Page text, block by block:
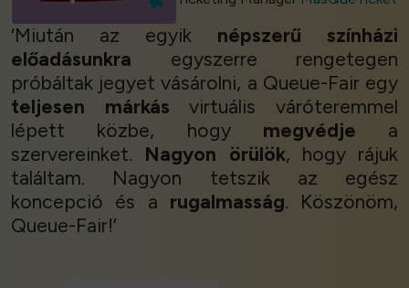
‘Miután az egyik népszerű színházi
előadásunkra egyszerre rengetegen
próbáltak jegyet vásárolni, a Queue-Fair egy
teljesen márkás virtuális váróteremmel
lépett közbe, hogy megvédje a
szervereinket. Nagyon örülök, hogy rájuk
találtam. Nagyon tetszik az egész
koncepció és a rugalmasság. Köszönöm,
Queue-Fair!’